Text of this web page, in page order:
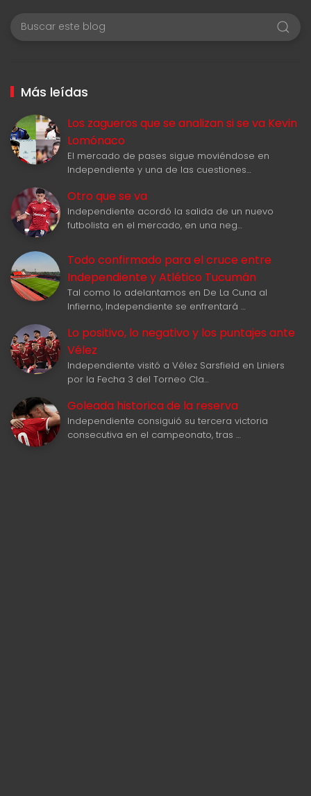
Más leídas
Los zagueros que se analizan si se va Kevin
Lomónaco
El mercado de pases sigue moviéndose en
Independiente y una de las cuestiones…
Otro que se va
Independiente acordó la salida de un nuevo
futbolista en el mercado, en una neg…
Todo confirmado para el cruce entre
Independiente y Atlético Tucumán
Tal como lo adelantamos en De La Cuna al
Infierno, Independiente se enfrentará …
Lo positivo, lo negativo y los puntajes ante
Vélez
Independiente visitó a Vélez Sarsfield en Liniers
por la Fecha 3 del Torneo Cla…
Goleada historica de la reserva
Independiente consiguió su tercera victoria
consecutiva en el campeonato, tras …